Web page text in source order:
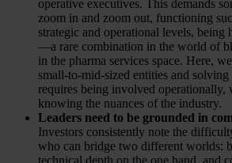
operative executives. This demands
zoom in and zoom out, functioning
strategic and operational levels, being
—a rare combination in the world of
in the pharma services space. Here,
small-to-mid-sized entities and solving
requires being involved operationally,
knowing the nuances of the industry.
Leaders need to be grounded in
Investors consistently note the
who can bridge two different worlds:
technical depth on the one hand, and